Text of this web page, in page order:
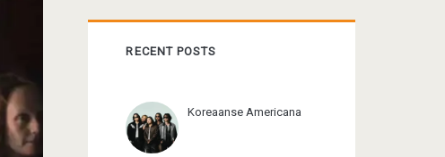
RECENT POSTS
Koreaanse Americana